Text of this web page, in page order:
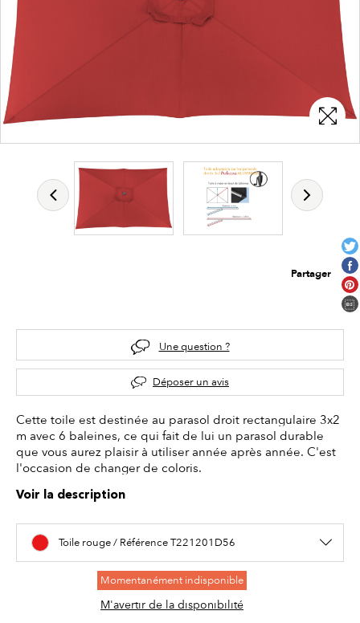
Partager
Une question ?
Déposer un avis
Cette toile est destinée au parasol droit rectangulaire 3x2
m avec 6 baleines, ce qui fait de lui un parasol durable
que vous aurez plaisir à utiliser année après année. C'est
l'occasion de changer de coloris.
Voir la description
Toile rouge / Référence T221201D56
Momentanément indisponible
M'avertir de la disponibilité